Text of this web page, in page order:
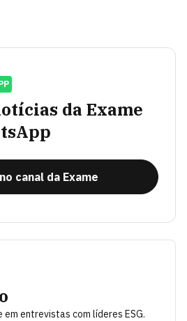
da Exame
canal da Exame
em entrevistas com líderes ESG.